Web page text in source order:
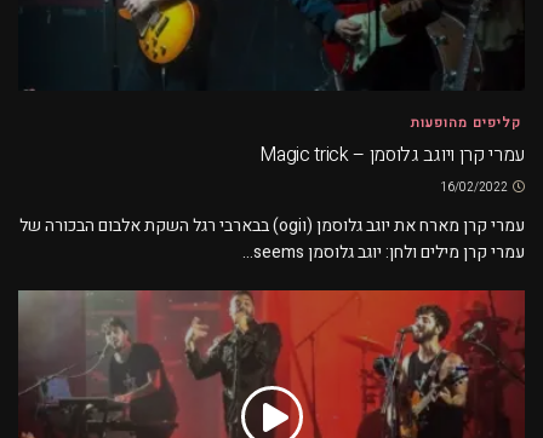
קליפים מהופעות
עמרי קרן ויוגב גלוסמן – Magic trick
עמרי קרן מארח את יוגב גלוסמן (וogi) בבארבי רגל השקת אלבום הבכורה של
עמרי קרן מילים ולחן: יוגב גלוסמן seems...